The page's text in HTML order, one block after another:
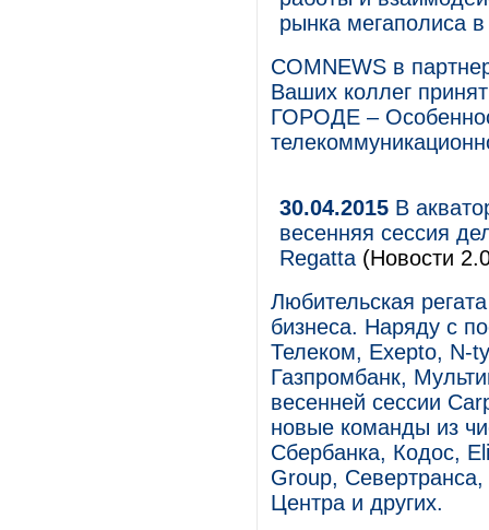
рынка мегаполиса
COMNEWS в
Ваших коллег
ГОРОДЕ –
30.04.2015 В
весенняя сессия
Regatta (Новости
Любительская
бизнеса. Наряду с
Телеком, Exepto, N-
Газпромбанк,
весенней сессии
новые команды из
Сбербанка, Кодос,
Group,
Центра и других.